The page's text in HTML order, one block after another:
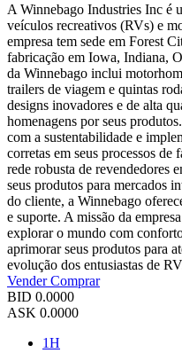
A Winnebago Industries Inc é
veículos recreativos (RVs) e
empresa tem sede em Forest
fabricação em Iowa, Indiana,
da Winnebago inclui
trailers de viagem e quintas
designs inovadores e de alta
homenagens por seus
com a sustentabilidade e
corretas em seus processos de
rede robusta de revendedores
seus produtos para mercados
do cliente, a Winnebago
e suporte. A missão da
explorar o mundo com
aprimorar seus produtos para
evolução dos entusiastas de
VenderComprar
BID 0.0000
ASK 0.0000
1H